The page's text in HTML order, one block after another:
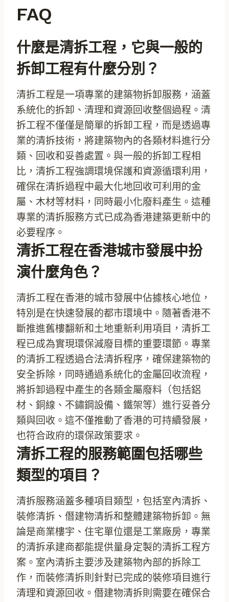
FAQ
什麼是清拆工程，它與一般的
拆卸工程有什麼分別？
清拆工程是一項專業的建築物拆卸服務，涵蓋
系統化的拆卸、清理和資源回收整個過程。清
拆工程不僅僅是簡單的拆卸工程，而是透過專
業的清拆技術，將建築物內的各類材料進行分
類、回收和妥善處置。與一般的拆卸工程相
比，清拆工程強調環境保護和資源循環利用，
確保在清拆過程中最大化地回收可利用的金
屬、木材等材料，同時最小化廢料產生。這種
專業的清拆服務方式已成為香港建築更新中的
必要程序。
清拆工程在香港城市發展中扮
演什麼角色？
清拆工程在香港的城市發展中佔據核心地位，
特別是在快速發展的都市環境中。隨著香港不
斷推進舊樓翻新和土地重新利用項目，清拆工
程已成為實現環保減廢目標的重要環節。專業
的清拆工程透過合法清拆程序，確保建築物的
安全拆除，同時通過系統化的金屬回收流程，
將拆卸過程中產生的各類金屬廢料（包括鋁
材、銅線、不鏽鋼設備、鐵架等）進行妥善分
類與回收。這不僅推動了香港的可持續發展，
也符合政府的環保政策要求。
清拆工程的服務範圍包括哪些
類型的項目？
清拆服務涵蓋多種項目類型，包括室內清拆、
裝修清拆、僭建物清拆和整體建築物拆卸。無
論是商業樓宇、住宅單位還是工業廠房，專業
的清拆承建商都能提供量身定製的清拆工程方
案。室內清拆主要涉及建築物內部的拆除工
作，而裝修清拆則針對已完成的裝修項目進行
清理和資源回收。僭建物清拆則需要在確保合